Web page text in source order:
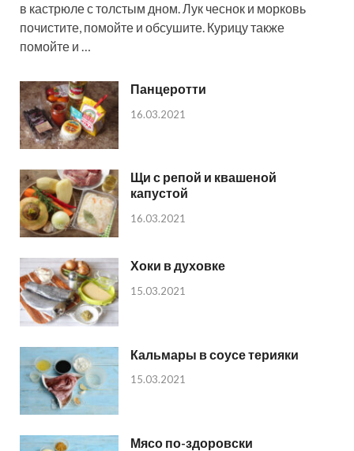
в кастрюле с толстым дном. Лук чеснок и морковь
почистите, помойте и обсушите. Курицу также
помойте и …
Панцеротти
16.03.2021
Щи с репой и квашеной
капустой
16.03.2021
Хоки в духовке
15.03.2021
Кальмары в соусе терияки
15.03.2021
Мясо по-здоровски